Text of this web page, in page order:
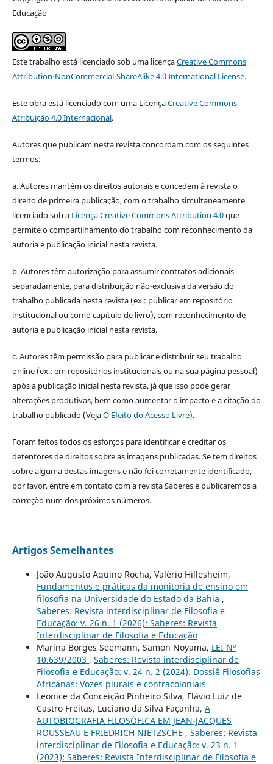
Educação
Este trabalho está licenciado sob uma licençaCreative Commons
Attribution-NonCommercial-ShareAlike 4.0 International License.
Este obra está licenciado com uma LicençaCreative Commons
Atribuição 4.0 Internacional.
Autores que publicam nesta revista concordam com os seguintes
termos:
a. Autores mantém os direitos autorais e concedem à revista o
direito de primeira publicação, com o trabalho simultaneamente
licenciado sob a Licença Creative Commons Attribution 4.0que
permite o compartilhamento do trabalho com reconhecimento da
autoria e publicação inicial nesta revista.
b. Autores têm autorização para assumir contratos adicionais
separadamente, para distribuição não-exclusiva da versão do
trabalho publicada nesta revista (ex.: publicar em repositório
institucional ou como capítulo de livro), com reconhecimento de
autoria e publicação inicial nesta revista.
c. Autores têm permissão para publicar e distribuir seu trabalho
online (ex.: em repositórios institucionais ou na sua página pessoal)
após a publicação inicial nesta revista, já que isso pode gerar
alterações produtivas, bem como aumentar o impacto e a citação do
trabalho publicado (VejaO Efeito do Acesso Livre).
Foram feitos todos os esforços para identificar e creditar os
detentores de direitos sobre as imagens publicadas. Se tem direitos
sobre alguma destas imagens e não foi corretamente identificado,
por favor, entre em contato com a revista Saberes e publicaremos a
correção num dos próximos números.
Artigos Semelhantes
João Augusto Aquino Rocha, Valério Hillesheim,
Fundamentos e práticas da monitoria de ensino em
filosofia na Universidade do Estado da Bahia ,
Saberes: Revista interdisciplinar de Filosofia e
Educação: v. 26 n. 1 (2026): Saberes: Revista
Interdisciplinar de Filosofia e Educação
Marina Borges Seemann, Samon Noyama, LEI Nº
10.639/2003 , Saberes: Revista interdisciplinar de
Filosofia e Educação: v. 24 n. 2 (2024): Dossiê Filosofias
Africanas: Vozes plurais e contracoloniais
Leonice da Conceição Pinheiro Silva, Flávio Luiz de
Castro Freitas, Luciano da Silva Façanha, A
AUTOBIOGRAFIA FILOSÓFICA EM JEAN-JACQUES
ROUSSEAU E FRIEDRICH NIETZSCHE , Saberes: Revista
interdisciplinar de Filosofia e Educação: v. 23 n. 1
(2023): Saberes: Revista Interdisciplinar de Filosofia e